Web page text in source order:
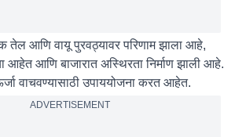
तेल आणि वायू पुरवठ्यावर परिणाम झाला आहे,
आहेत आणि बाजारात अस्थिरता निर्माण झाली आहे.
वाचवण्यासाठी उपाययोजना करत आहेत.
ADVERTISEMENT